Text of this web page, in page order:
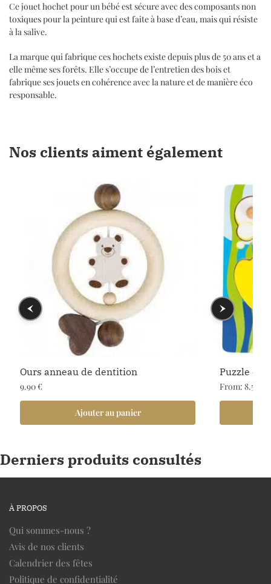
Ce jouet hochet pour un bébé est sécure avec des composants non
toxiques pour la peinture qui est faite à base d’eau, mais qui résiste
à la salive.
La marque qui fabrique ces hochets existe depuis plus de 50 ans et a
elle même ses forêts. Elle s’occupe de l’entretien des bois et
fabrique ses jouets en cohérence avec la nature et de manière éco
responsable.
Nos clients aiment également
Ours anneau de dentition
9.90€
Ajouter au panier
Puzzle en
From: 8.50
Derniers produits consultés
À PROPOS
Qui sommes-nous ?
Avis de nos clients
Calendrier des fêtes
Politique de confidentialité